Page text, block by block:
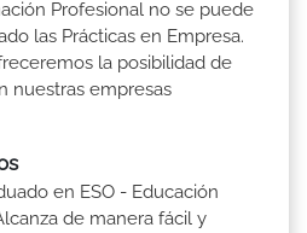
Profesional no se puede
las Prácticas en Empresa.
la posibilidad de
nuestras empresas
en ESO - Educación
de manera fácil y